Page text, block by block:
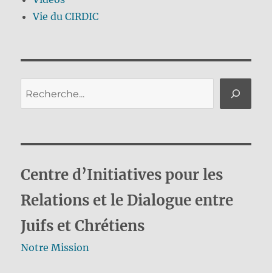
Vie du CIRDIC
Centre d’Initiatives pour les
Relations et le Dialogue entre
Juifs et Chrétiens
Notre Mission